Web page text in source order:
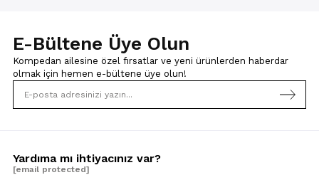
E-Bültene Üye Olun
Kompedan ailesine özel fırsatlar ve yeni ürünlerden haberdar
olmak için hemen e-bültene üye olun!
Yardıma mı ihtiyacınız var?
[email protected]